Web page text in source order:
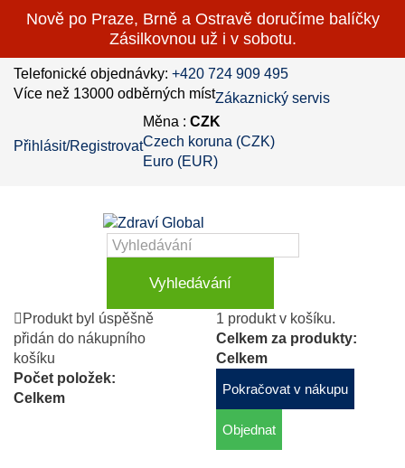
Nově po Praze, Brně a Ostravě doručíme balíčky
Zásilkovnou už i v sobotu.
Telefonické objednávky: +420 724 909 495
Více než 13000 odběrných místZákaznický servis
Přihlásit/Registrovat
Měna : CZK
Czech koruna (CZK)
Euro (EUR)
Vyhledávání
Produkt byl úspěšně
přidán do nákupního
košíku
Počet položek:
Celkem
1 produkt v košíku.
Celkem za produkty:
Celkem
Pokračovat v nákupu
Objednat